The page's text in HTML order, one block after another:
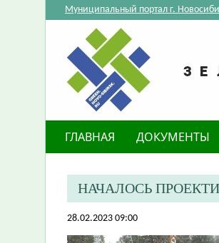
Муниципальный портал г.
ГЛАВНАЯ ДОКУМЕНТЫ
НАЧАЛОСЬ
28.02.2023 09:00